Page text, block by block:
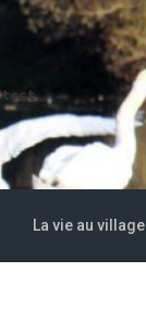
test
La vie au village